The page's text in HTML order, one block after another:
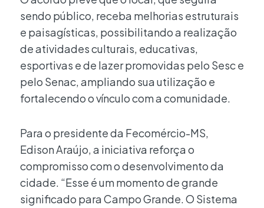
sendo público, receba melhorias estruturais
e paisagísticas, possibilitando a realização
de atividades culturais, educativas,
esportivas e de lazer promovidas pelo Sesc e
pelo Senac, ampliando sua utilização e
fortalecendo o vínculo com a comunidade.
Para o presidente da Fecomércio-MS,
Edison Araújo, a iniciativa reforça o
compromisso com o desenvolvimento da
cidade. “Esse é um momento de grande
significado para Campo Grande. O Sistema